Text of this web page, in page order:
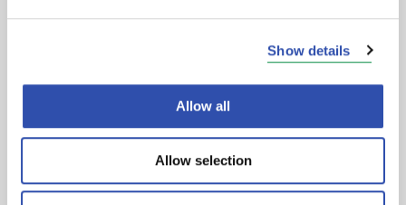
Show details
Allow all
Allow selection